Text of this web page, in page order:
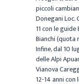
piccoli
Donegani Loc.
11 con le
Bianchi (quota
Infine, dal 10
delle Alpi
Vianova
12-14 anni con